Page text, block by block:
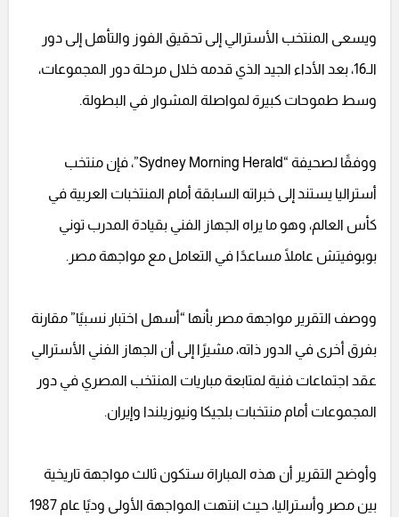
ويسعى المنتخب الأسترالي إلى تحقيق الفوز والتأهل إلى دور
الـ16، بعد الأداء الجيد الذي قدمه خلال مرحلة دور المجموعات،
وسط طموحات كبيرة لمواصلة المشوار في البطولة.
ووفقًا لصحيفة “Sydney Morning Herald”، فإن منتخب
أستراليا يستند إلى خبراته السابقة أمام المنتخبات العربية في
كأس العالم، وهو ما يراه الجهاز الفني بقيادة المدرب توني
بوبوفيتش عاملًا مساعدًا في التعامل مع مواجهة مصر.
ووصف التقرير مواجهة مصر بأنها “أسهل اختبار نسبيًا” مقارنة
بفرق أخرى في الدور ذاته، مشيرًا إلى أن الجهاز الفني الأسترالي
عقد اجتماعات فنية لمتابعة مباريات المنتخب المصري في دور
المجموعات أمام منتخبات بلجيكا ونيوزيلندا وإيران.
وأوضح التقرير أن هذه المباراة ستكون ثالث مواجهة تاريخية
بين مصر وأستراليا، حيث انتهت المواجهة الأولى وديًا عام 1987